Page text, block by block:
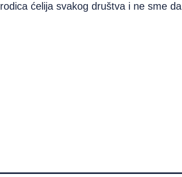
ćelija svakog društva i ne sme da